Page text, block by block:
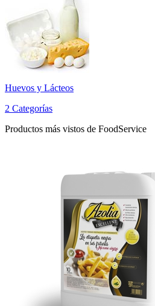
Huevos y Lácteos
2 Categorías
Productos más vistos de FoodService